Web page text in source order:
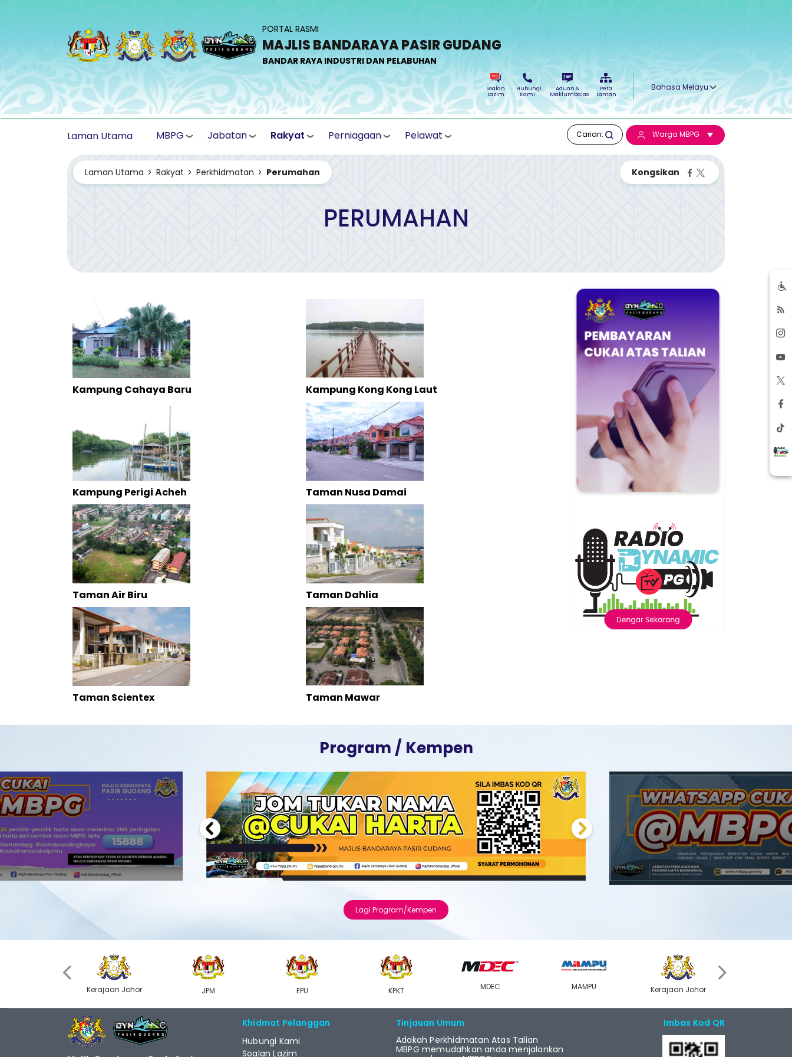
PORTAL RASMI
MAJLIS BANDARAYA PASIR GUDANG
BANDAR RAYA INDUSTRI DAN PELABUHAN
Soalan
Lazim
Hubungi
Kami
Aduan &
Maklumbalas
Peta
Laman
Select your language
Laman Utama MBPG Jabatan Rakyat Perniagaan Pelawat Carian: Warga MBPG
Laman Utama Rakyat Perkhidmatan Perumahan
PERUMAHAN
Kampung Cahaya Baru Kampung Kong Kong Laut
Kampung Perigi Acheh Taman Nusa Damai
Taman Air Biru Taman Dahlia
Taman Scientex Taman Mawar
Program / Kempen
Previous Next
Lagi Program/Kempen
Kerajaan Johor JPM EPU KPKT MDEC MAMPU Kerajaan Johor
Khidmat Pelanggan
Hubungi Kami
Soalan Lazim
Tinjauan Umum
Adakah Perkhidmatan Atas Talian
MBPG memudahkan anda menjalankan
Imbas Kod QR